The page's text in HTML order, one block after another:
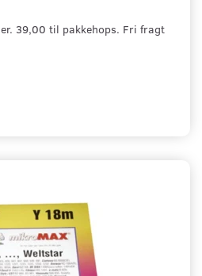
39,00 til pakkehops. Fri fragt